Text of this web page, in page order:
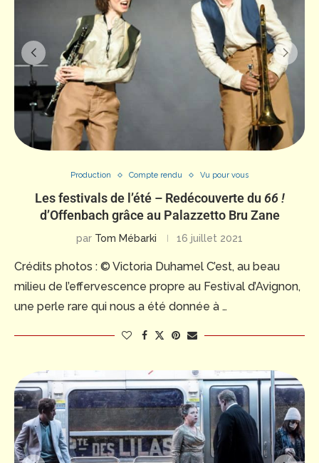
Production Compte rendu Vu pour vous
Les festivals de l’été – Redécouverte du 66 !
d’Offenbach grâce au Palazzetto Bru Zane
par Tom Mébarki 16 juillet 2021
Crédits photos : © Victoria Duhamel C’est, au beau
milieu de l’effervescence propre au Festival d’Avignon,
une perle rare qui nous a été donnée à …